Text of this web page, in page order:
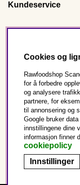
Kundeservice
Dette er
Norge
Cookies og
Rawfoodshop
for å forbedre
og analysere
partnere, for
til annonsering og
Google bruker data
innstillingene dine
informasjon finner
cookiepolicy
Innstillinger